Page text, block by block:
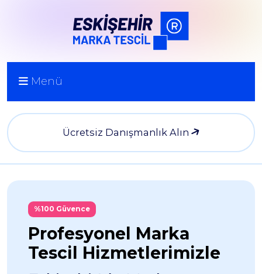
Menü
Ücretsiz Danışmanlık Alın
%100 Güvence
Profesyonel Marka
Tescil Hizmetlerimizle